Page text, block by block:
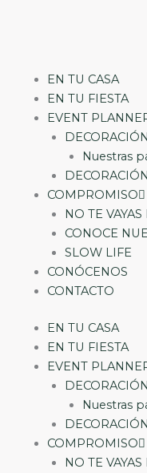
EN TU CASA
EN TU FIESTA
EVENT
Nuestras
COMPROMISO
NO TE
CONOCE
SLOW LIFE
CONÓCENOS
CONTACTO
EN TU CASA
EN TU FIESTA
EVENT
Nuestras
COMPROMISO
NO TE